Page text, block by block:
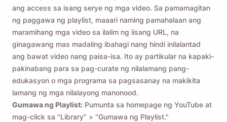
ang access sa isang serye ng mga video. Sa pamamagitan
ng paggawa ng playlist, maaari naming pamahalaan ang
maramihang mga video sa ilalim ng iisang URL, na
ginagawang mas madaling ibahagi nang hindi inilalantad
ang bawat video nang paisa-isa. Ito ay partikular na kapaki-
pakinabang para sa pag-curate ng nilalamang pang-
edukasyon o mga programa sa pagsasanay na makikita
lamang ng mga nilalayong manonood.
Gumawa ng Playlist: Pumunta sa homepage ng YouTube at
mag-click sa "Library" > "Gumawa ng Playlist."